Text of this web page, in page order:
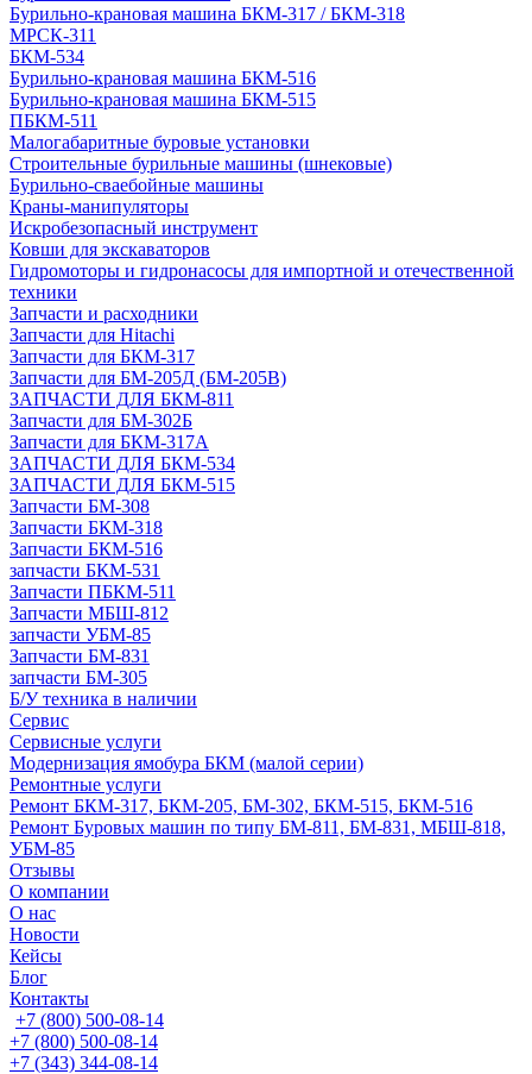
Бурильно-крановая машина БКМ-317 / БКМ-318
МРСК-311
БКМ-534
Бурильно-крановая машина БКМ-516
Бурильно-крановая машина БКМ-515
ПБКМ-511
Малогабаритные буровые установки
Строительные бурильные машины (шнековые)
Бурильно-сваебойные машины
Краны-манипуляторы
Искробезопасный инструмент
Ковши для экскаваторов
Гидромоторы и гидронасосы для импортной и отечественной
техники
Запчасти и расходники
Запчасти для Hitachi
Запчасти для БКМ-317
Запчасти для БМ-205Д (БМ-205В)
ЗАПЧАСТИ ДЛЯ БКМ-811
Запчасти для БМ-302Б
Запчасти для БКМ-317А
ЗАПЧАСТИ ДЛЯ БКМ-534
ЗАПЧАСТИ ДЛЯ БКМ-515
Запчасти БМ-308
Запчасти БКМ-318
Запчасти БКМ-516
запчасти БКМ-531
Запчасти ПБКМ-511
Запчасти МБШ-812
запчасти УБМ-85
Запчасти БМ-831
запчасти БМ-305
Б/У техника в наличии
Сервис
Сервисные услуги
Модернизация ямобура БКМ (малой серии)
Ремонтные услуги
Ремонт БКМ-317, БКМ-205, БМ-302, БКМ-515, БКМ-516
Ремонт Буровых машин по типу БМ-811, БМ-831, МБШ-818,
УБМ-85
Отзывы
О компании
О нас
Новости
Кейсы
Блог
Контакты
+7 (800) 500-08-14
+7 (800) 500-08-14
+7 (343) 344-08-14